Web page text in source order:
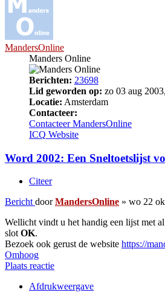
MandersOnline
Manders Online
Berichten: 23698
Lid geworden op: zo 03 aug
Locatie: Amsterdam
Contacteer:
Contacteer MandersOnline
ICQ Website
Word 2002: Een Sneltoetslijst
Citeer
Bericht doorMandersOnline » wo 22
Wellicht vindt u het handig een lijst met
slot OK.
Bezoek ook gerust de website https://
Omhoog
Plaats reactie
Afdrukweergave